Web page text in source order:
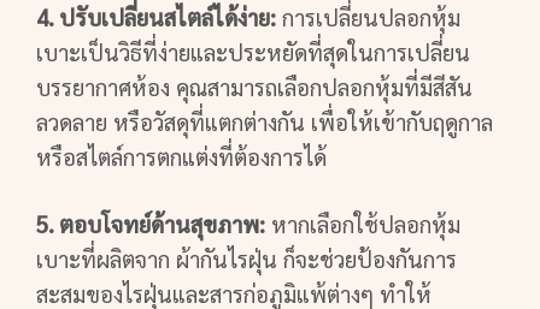
4. ปรับเปลี่ยนสไตล์ได้ง่าย: การเปลี่ยนปลอกหุ้ม
เบาะเป็นวิธีที่ง่ายและประหยัดที่สุดในการเปลี่ยน
บรรยากาศห้อง คุณสามารถเลือกปลอกหุ้มที่มีสีสัน
ลวดลาย หรือวัสดุที่แตกต่างกัน เพื่อให้เข้ากับฤดูกาล
หรือสไตล์การตกแต่งที่ต้องการได้
5. ตอบโจทย์ด้านสุขภาพ: หากเลือกใช้ปลอกหุ้ม
เบาะที่ผลิตจาก ผ้ากันไรฝุ่น ก็จะช่วยป้องกันการ
สะสมของไรฝุ่นและสารก่อภูมิแพ้ต่างๆ ทำให้